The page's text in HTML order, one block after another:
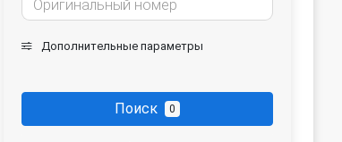
Дополнительные параметры
Поиск 0